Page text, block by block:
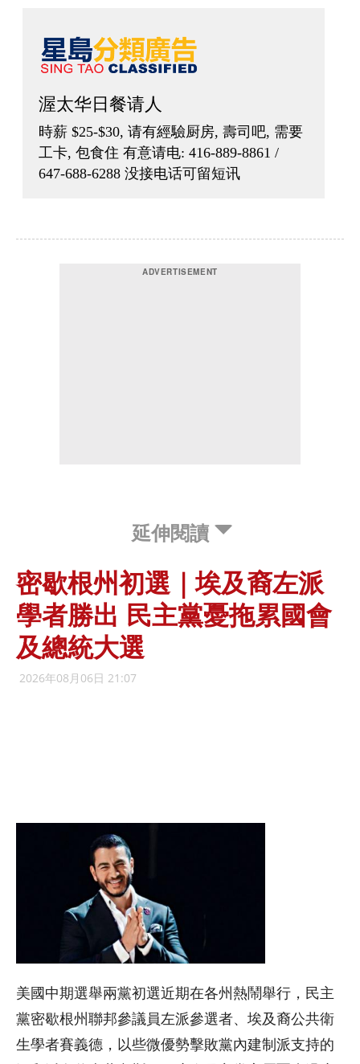
延伸閱讀
密歇根州初選｜埃及裔左派
學者勝出 民主黨憂拖累國會
及總統大選
2026年08月06日 21:07
美國中期選舉兩黨初選近期在各州熱鬧舉行，民主
黨密歇根州聯邦參議員左派參選者、埃及裔公共衛
生學者賽義德，以些微優勢擊敗黨內建制派支持的